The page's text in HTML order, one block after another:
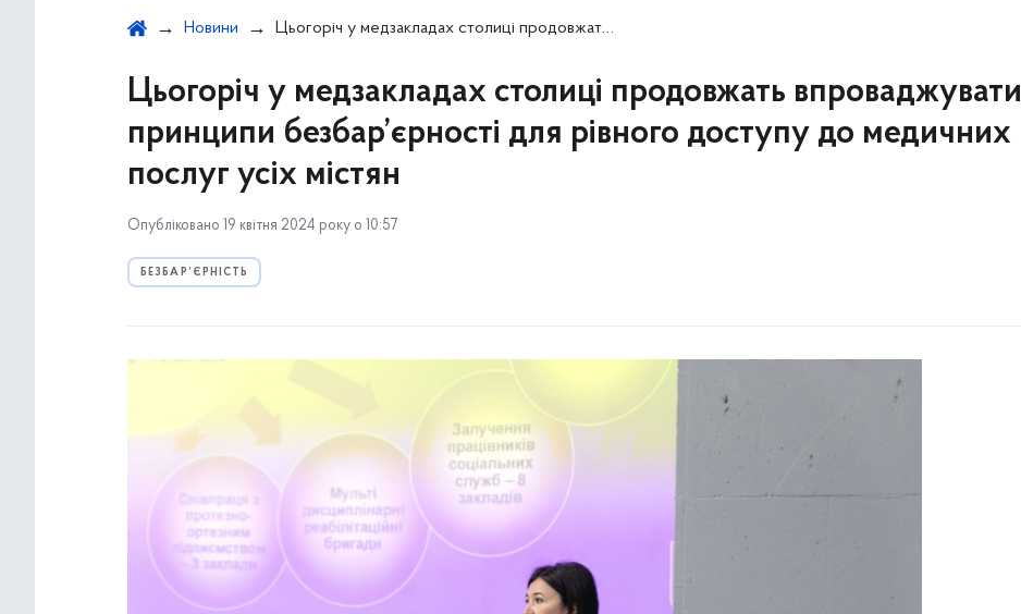
Новини Цьогоріч у медзакладах столиці продовжать впроваджувати принципи безбар’єрності для рівного доступу до медичних послуг усіх містян
Цьогоріч у медзакладах столиці продовжать впроваджувати
принципи безбар’єрності для рівного доступу до медичних
послуг усіх містян
Опубліковано 19 квітня 2024 року о 10:57
БЕЗБАР’ЄРНІСТЬ